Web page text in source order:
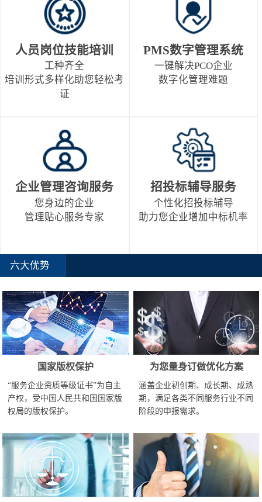
人员岗位技能培训
工种齐全
培训形式多样化助您轻松考
证
PMS数字管理系统
一键解决PCO企业
数字化管理难题
企业管理咨询服务
您身边的企业
管理贴心服务专家
招投标辅导服务
个性化招投标辅导
助力您企业增加中标机率
六大优势
国家版权保护
“服务企业资质等级证书”为自主
产权，受中国人民共和国国家版
权局的版权保护。
为您量身订做优化方案
涵盖企业初创期、成长期、成熟
期，满足各类不同服务行业不同
阶段的申报需求。